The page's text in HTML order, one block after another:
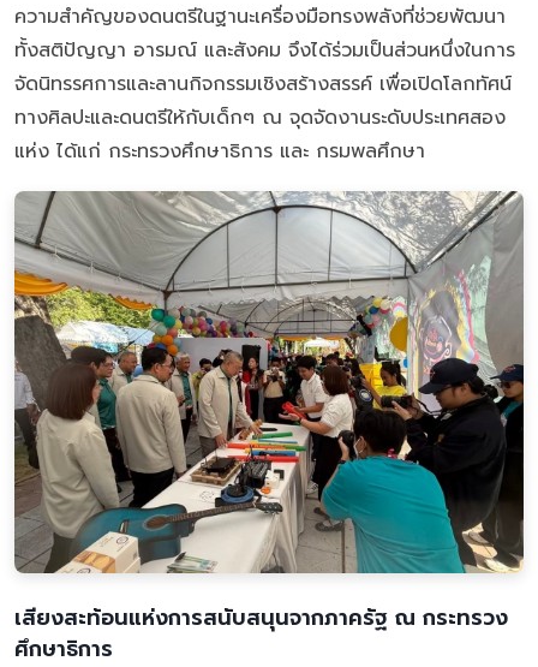
ความสำคัญของดนตรีในฐานะเครื่องมือทรงพลังที่ช่วยพัฒนา
ทั้งสติปัญญา อารมณ์ และสังคม จึงได้ร่วมเป็นส่วนหนึ่งในการ
จัดนิทรรศการและลานกิจกรรมเชิงสร้างสรรค์ เพื่อเปิดโลกทัศน์
ทางศิลปะและดนตรีให้กับเด็กๆ ณ จุดจัดงานระดับประเทศสอง
แห่ง ได้แก่ กระทรวงศึกษาธิการ และ กรมพลศึกษา
เสียงสะท้อนแห่งการสนับสนุนจากภาครัฐ ณ กระทรวง
ศึกษาธิการ